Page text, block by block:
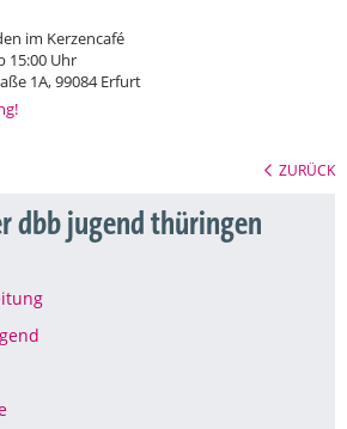
im Kerzencafé
15:00 Uhr
1A, 99084 Erfurt
ZURÜCK
dbb jugend thüringen